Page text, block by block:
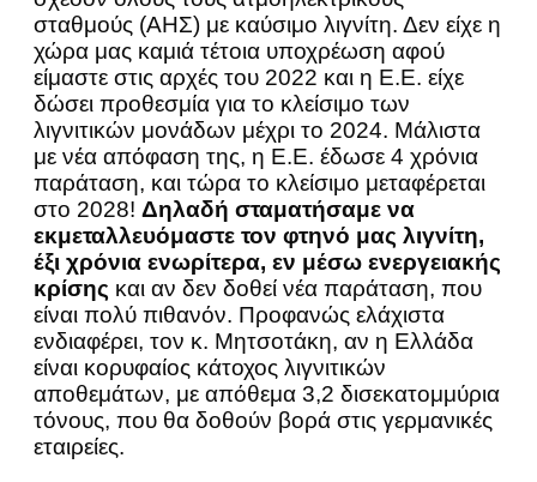
σταθμούς (ΑΗΣ) με καύσιμο λιγνίτη. Δεν είχε η
χώρα μας καμιά τέτοια υποχρέωση αφού
είμαστε στις αρχές του 2022 και η Ε.Ε. είχε
δώσει προθεσμία για το κλείσιμο των
λιγνιτικών μονάδων μέχρι το 2024. Μάλιστα
με νέα απόφαση της, η Ε.Ε. έδωσε 4 χρόνια
παράταση, και τώρα το κλείσιμο μεταφέρεται
στο 2028! Δηλαδή σταματήσαμε να
εκμεταλλευόμαστε τον φτηνό μας λιγνίτη,
έξι χρόνια ενωρίτερα, εν μέσω ενεργειακής
κρίσης και αν δεν δοθεί νέα παράταση, που
είναι πολύ πιθανόν. Προφανώς ελάχιστα
ενδιαφέρει, τον κ. Μητσοτάκη, αν η Ελλάδα
είναι κορυφαίος κάτοχος λιγνιτικών
αποθεμάτων, με απόθεμα 3,2 δισεκατομμύρια
τόνους, που θα δοθούν βορά στις γερμανικές
εταιρείες.